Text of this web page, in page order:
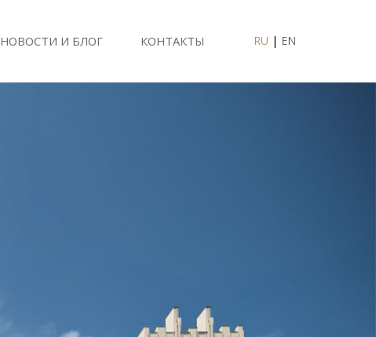
НОВОСТИ И БЛОГ КОНТАКТЫ RU | EN